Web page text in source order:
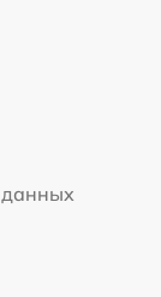
данных